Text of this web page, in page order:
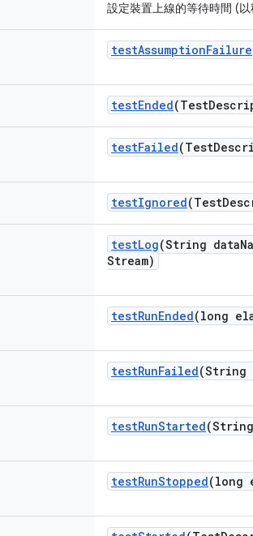
設定裝置上線的等待時間 (
testAssumptionFailure
testEnded(Test
testFailed(Test
testIgnored(Test
testLog(String data
Stream)
testRunEnded(long
testRunFailed(String
testRunStarted
testRunStopped(long